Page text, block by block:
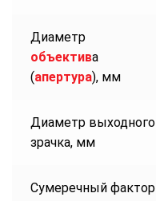
Диаметр
объектива
(апертура), мм
Диаметр выходного
зрачка, мм
Сумеречный фактор